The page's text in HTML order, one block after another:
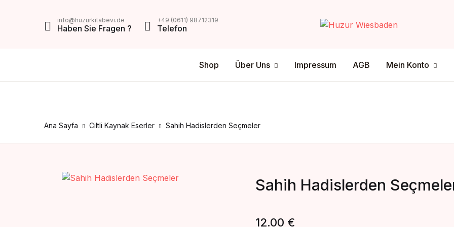
info@huzurkitabevi.de
Haben Sie Fragen ?
+49 (0611) 98712319
Telefon
Shop Über Uns Impressum AGB Mein Konto
Datenschutz
Versandmethode
Ana Sayfa Ciltli Kaynak Eserler Sahih Hadislerden Seçmeler
Sahih Hadislerden
12.00 €